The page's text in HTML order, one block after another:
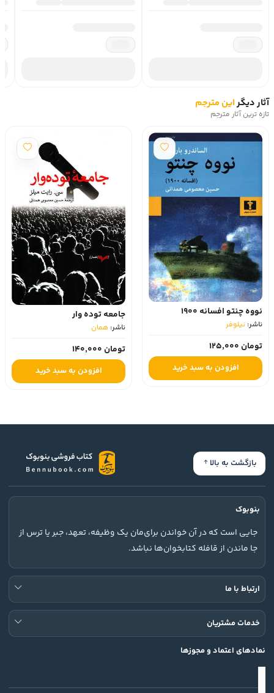
آثار دیگراین مترجم
تازه ترین آثار مترجم
نووه چنتو افسانه 1900
ناشر: نیلوفر
تومان 125,000
افزودن به سبد خرید
جامعه توده وار
ناشر: همان
تومان 140,000
افزودن به سبد خرید
بازگشت به بالا
بنوبوک
جایی است که در آن خواندن برای‌مان یک وظیفه، تعهد، جبر یا ترس از
جا ماندن از قافله کتابخوان‌ها نباشد.
ارتباط با ما
خدمات مشتریان
نمادهای اعتماد و مجوزها